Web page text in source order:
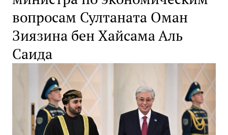
вопросам Султаната Оман
Зиязина бен Хайсама Аль
Саида